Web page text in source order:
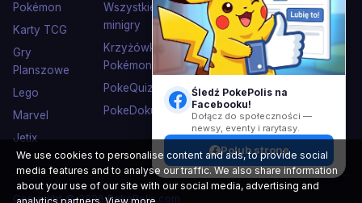
Pokémon
Karty TCG
Gry
Planszowe
Lego
Marvel
Jetix
Wszystkie
minigry
Krzyżówki
Pokémon
PokeQuiz
PokeDoku
Pokédex
Ewolucje
Eevee
Kolekcje
Kolorowanki
Kontakt
Wsparcie
Polub nas
Copyright © 2026 PokePolis.com
Śledź PokePolis na
Facebooku!
Dołącz do społeczności —
newsy, eventy i rarytasy.
Polub stronę
We use cookies to personalise content and ads, to provide social
media features and to analyse our traffic. We also share information
about your use of our site with our social media, advertising and